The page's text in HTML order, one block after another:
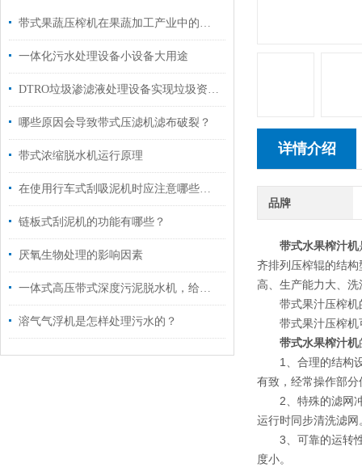
带式果蔬压榨机在果蔬加工产业中的实用价值与应用场景
一体化污水处理设备小设备大用途
DTRO垃圾渗滤液处理设备实现垃圾资源化和环境友好
哪些原因会导致带式压滤机滤布破裂？
带式浓缩脱水机运行原理
在使用行车式刮吸泥机时应注意哪些问题？
链板式刮泥机的功能有哪些？
厌氧生物处理的影响因素
一体式高压带式深度污泥脱水机，给污泥来一场脱水“大变身”
溶气气浮机是怎样处理污水的？
详情介绍
品牌
带式水果榨汁机
齐排列压榨辊的结
高、生产能力大、
带式果汁压榨机
带式果汁压榨机可
带式水果榨汁机
1、合理的结构设
有致，经常操作部
2、特殊的滤网冲
运行时同步清洗滤网
3、可靠的运转性
度小。